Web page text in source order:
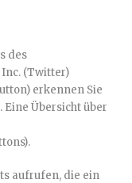
des
(Twitter)
erkennen Sie
Übersicht über
aufrufen, die ein